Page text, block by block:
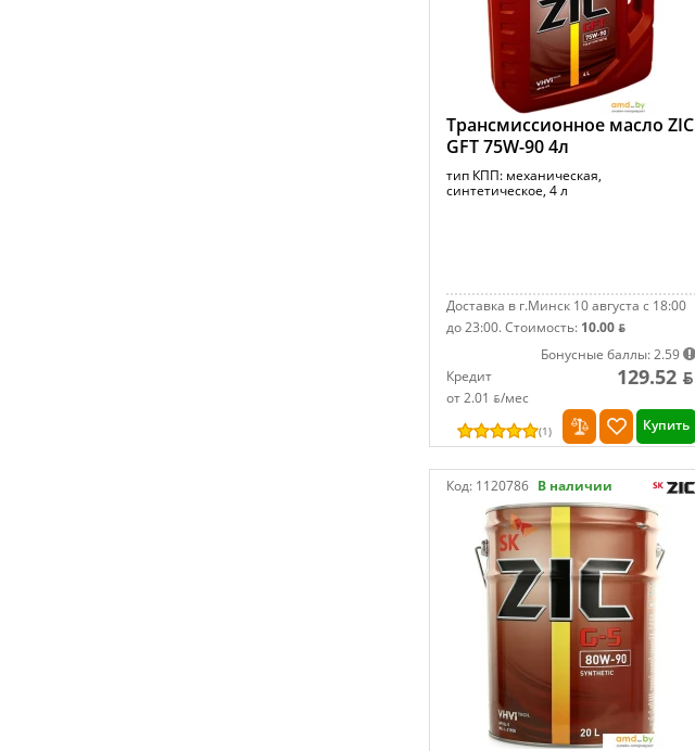
Трансмиссионное масло ZIC
GFT 75W-90 4л
тип КПП: механическая,
синтетическое, 4 л
Доставка в г.Минск 10 августа с 18:00
до 23:00.Стоимость: 10.00 ƃ
Бонусные баллы: 2.59
Кредит
от 2.01 ƃ/мec
129.52 ƃ
(1) Купить
Код: 1120786 В наличии